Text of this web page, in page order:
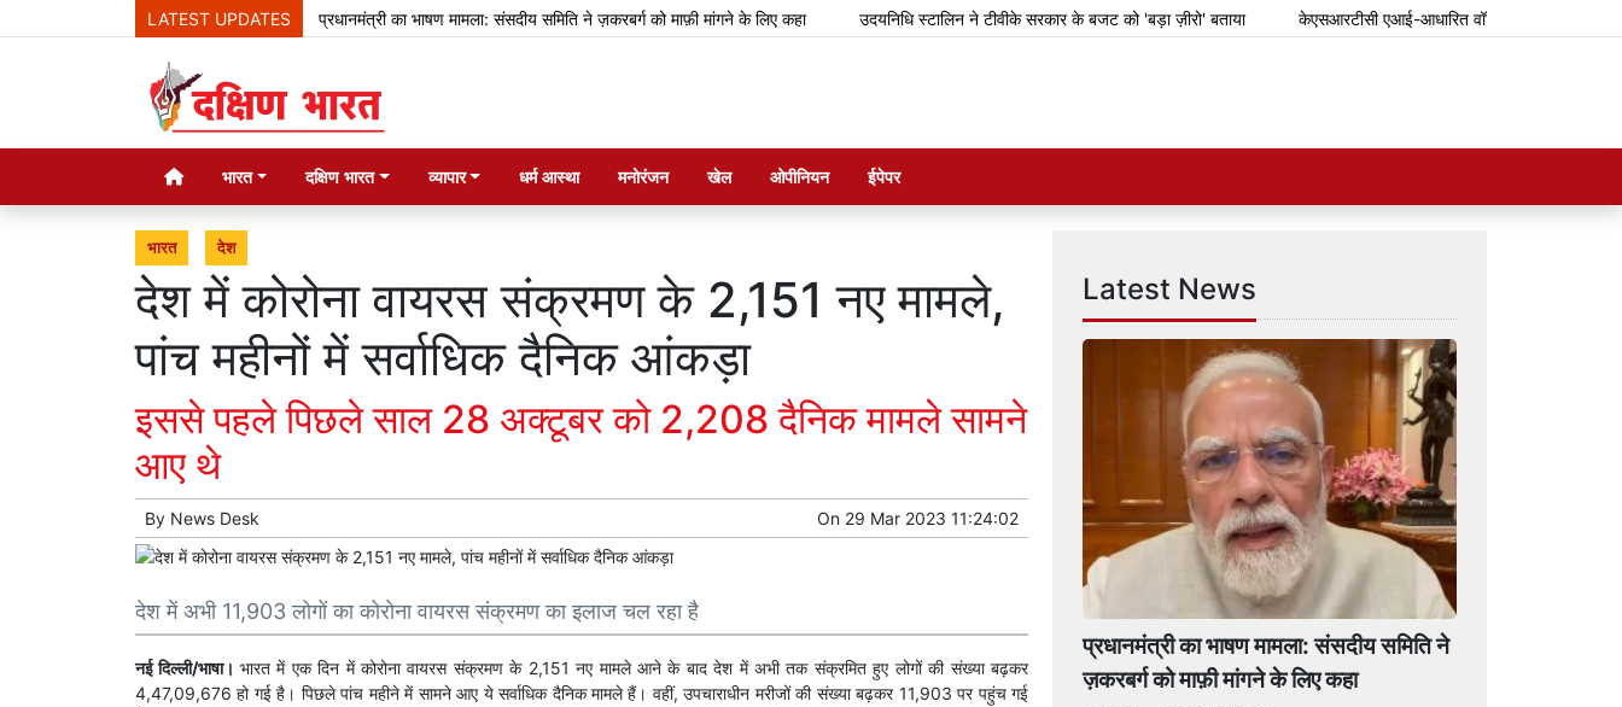
LATEST UPDATESप्रधानमंत्री का भाषण मामला: संसदीय समिति ने ज़करबर्ग को माफ़ी मांगने के लिए कहा उदयनिधि स्टालिन ने टीवीके सरकार के बजट को 'बड़ा ज़ीरो' बताया केएसआरटीसी एआई-आधारित वॉट्सऐप टिकटिंग सिस्टम शुरू
भारत दक्षिण भारत व्यापार धर्म आस्था मनोरंजन खेल ओपीनियन ईपेपर
भारत देश
देश में कोरोना वायरस संक्रमण के 2,151 नए मामले,
पांच महीनों में सर्वाधिक दैनिक आंकड़ा
इससे पहले पिछले साल 28 अक्टूबर को 2,208 दैनिक मामले सामने
आए थे
By News Desk On 29 Mar 2023 11:24:02
देश में अभी 11,903 लोगों का कोरोना वायरस संक्रमण का इलाज चल रहा है
नई दिल्ली/भाषा। भारत में एक दिन में कोरोना वायरस संक्रमण के 2,151 नए मामले आने के बाद देश में अभी तक संक्रमित हुए लोगों की संख्या बढ़कर
4,47,09,676 हो गई है। पिछले पांच महीने में सामने आए ये सर्वाधिक दैनिक मामले हैं। वहीं, उपचाराधीन मरीजों की संख्या बढ़कर 11,903 पर पहुंच गई
Latest News
प्रधानमंत्री का भाषण मामला: संसदीय समिति ने
ज़करबर्ग को माफ़ी मांगने के लिए कहा